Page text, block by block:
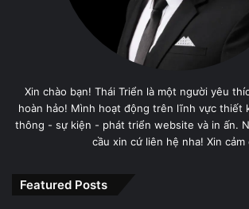
Xin chào bạn! Thái Triển là một người yêu
hoàn hảo! Mình hoạt động trên lĩnh vực thiết
thông - sự kiện - phát triển website và in ấn.
cầu xin cứ liên hệ nha! Xin cảm
Featured Posts